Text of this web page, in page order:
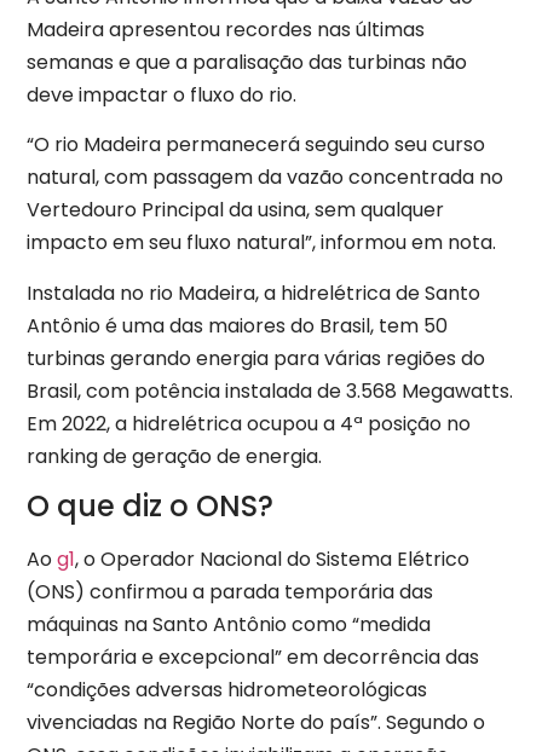
Madeira apresentou recordes nas últimas
semanas e que a paralisação das turbinas não
deve impactar o fluxo do rio.
“O rio Madeira permanecerá seguindo seu curso
natural, com passagem da vazão concentrada no
Vertedouro Principal da usina, sem qualquer
impacto em seu fluxo natural”, informou em nota.
Instalada no rio Madeira, a hidrelétrica de Santo
Antônio é uma das maiores do Brasil, tem 50
turbinas gerando energia para várias regiões do
Brasil, com potência instalada de 3.568 Megawatts.
Em 2022, a hidrelétrica ocupou a 4ª posição no
ranking de geração de energia.
O que diz o ONS?
Aog1, o Operador Nacional do Sistema Elétrico
(ONS) confirmou a parada temporária das
máquinas na Santo Antônio como “medida
temporária e excepcional” em decorrência das
“condições adversas hidrometeorológicas
vivenciadas na Região Norte do país”. Segundo o